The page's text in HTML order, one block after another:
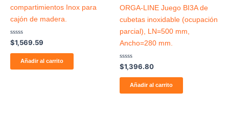
compartimientos Inox para
cajón de madera.
Valorado
con
0
$1,569.59
Añadir al carrito
ORGA-LINE Juego BI3A de
cubetas inoxidable (ocupación
parcial), LN=500 mm,
Ancho=280 mm.
Valorado
con
0
$1,396.80
Añadir al carrito